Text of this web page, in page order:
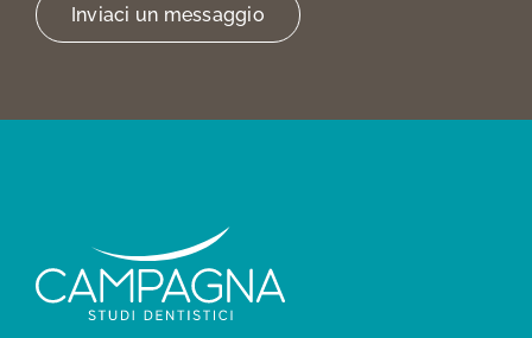
Inviaci un messaggio